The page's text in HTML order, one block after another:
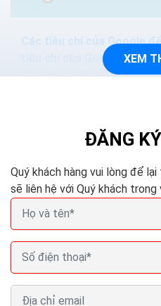
Các tiêu chí của Google
tiêu chí của Google
Thuật toán tìm kiếm của
XEM
ĐĂNG
Quý khách hàng vui lòng để
sẽ liên hệ với Quý khách